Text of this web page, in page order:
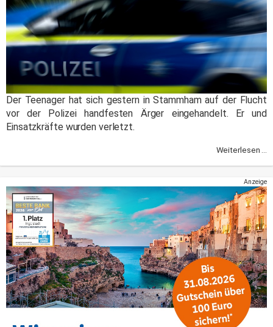
Der Teenager hat sich gestern in Stammham auf der Flucht
vor der Polizei handfesten Ärger eingehandelt. Er und
Einsatzkräfte wurden verletzt.
Weiterlesen ...
Anzeige